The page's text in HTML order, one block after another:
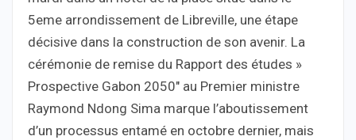
5eme arrondissement de Libreville, une étape
décisive dans la construction de son avenir. La
cérémonie de remise du Rapport des études »
Prospective Gabon 2050″ au Premier ministre
Raymond Ndong Sima marque l’aboutissement
d’un processus entamé en octobre dernier, mais